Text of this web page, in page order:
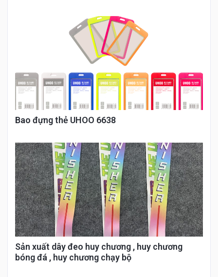
Bao đựng thẻ UHOO 6638
Sản xuất dây đeo huy chương , huy chương
bóng đá , huy chương chạy bộ